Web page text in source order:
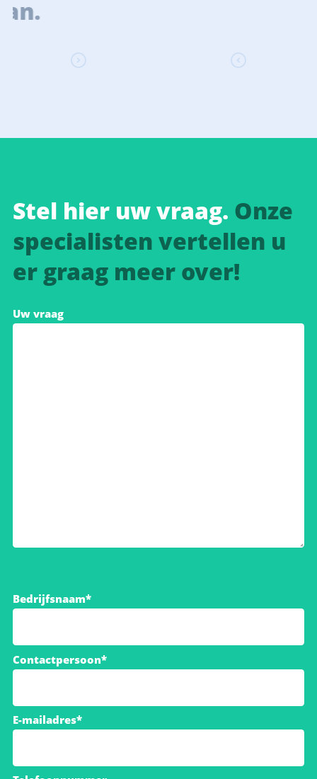
Stel hier uw vraag. Onze
specialisten vertellen u
er graag meer over!
Uw vraag
Bedrijfsnaam*
Contactpersoon*
E-mailadres*